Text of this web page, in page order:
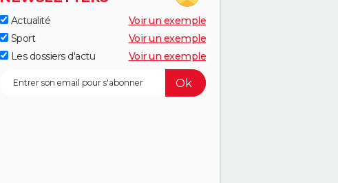
Actualité
Voir un exemple
Sport
Voir un exemple
Les dossiers d'actu
Voir un exemple